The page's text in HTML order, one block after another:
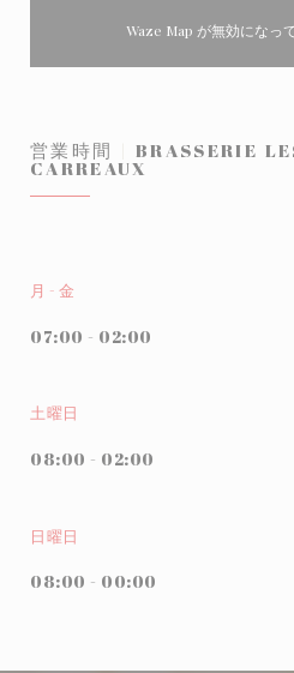
Waze Map が無効になっ
営業時間 BRASSERIE
CARREAUX
月 - 金
07:00 - 02:00
土曜日
08:00 - 02:00
日曜日
08:00 - 00:00